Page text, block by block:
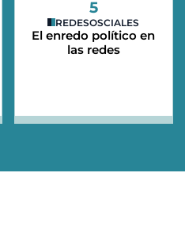
5
REDESOSCIALES
El enredo político en
las redes